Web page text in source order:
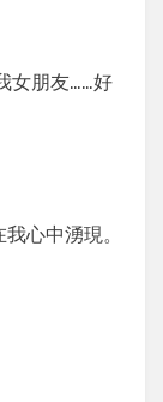
女朋友……好
心中湧現。